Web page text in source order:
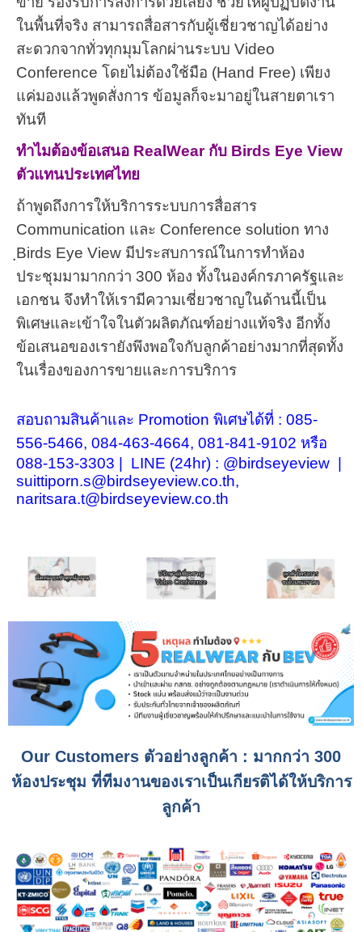
ในพื้นที่จริง สามารถสื่อสารกับผู้เชี่ยวชาญได้อย่าง
สะดวกจากทั่วทุกมุมโลกผ่านระบบ Video
Conference โดยไม่ต้องใช้มือ (Hand Free) เพียง
แค่มองแล้วพูดสั่งการ ข้อมูลก็จะมาอยู่ในสายตาเรา
ทันที
ทำไมต้องข้อเสนอ RealWear กับ Birds Eye View
ตัวแทนประเทศไทย
ถ้าพูดถึงการให้บริการระบบการสื่อสาร
Communication และ Conference solution ทาง
ฺBirds Eye View มีประสบการณ์ในการทำห้อง
ประชุมมามากกว่า 300 ห้อง ทั้งในองค์กรภาครัฐและ
เอกชน จึงทำให้เรามีความเชี่ยวชาญในด้านนี้เป็น
พิเศษและเข้าใจในตัวผลิตภัณฑ์อย่างแท้จริง อีกทั้ง
ข้อเสนอของเรายังพึงพอใจกับลูกค้าอย่างมากที่สุดทั้ง
ในเรื่องของการขายและการบริการ
สอบถามสินค้าและ Promotion พิเศษได้ที่ : 085-
556-5466, 084-463-4664, 081-841-9102 หรือ
088-153-3303 | LINE (24hr) : @birdseyeview |
suittiporn.s@birdseyeview.co.th,
naritsara.t@birdseyeview.co.th
Our Customers ตัวอย่างลูกค้า : มากกว่า 300
ห้องประชุม ที่ทีมงานของเราเป็นเกียรติได้ให้บริการ
ลูกค้า